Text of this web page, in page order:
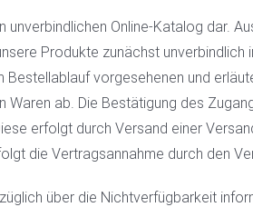
Online-Katalog dar.
Produkte zunächst unverbindlich
vorgesehenen und
ab. Die Bestätigung des
erfolgt durch Versand einer
die Vertragsannahme durch den
über die Nichtverfügbarkeit